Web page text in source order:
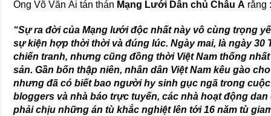
Ông Võ Văn Ái tán thán Mạng Lưới Dân chủ Châu Á rằng
“Sự ra đời của Mạng lưới độc nhất này vô cùng trọng
sự kiện hợp thời thời và đúng lúc. Ngày mai, là ngày 30
chiến tranh, nhưng cũng đồng thời Việt Nam thống
sản. Gần bốn thập niên, nhân dân Việt Nam kêu gào
nhưng đã có biết bao người hy sinh gục ngã trong
bloggers và nhà báo trực tuyến, các nhà hoạt động
phải chịu những án tù khắc nghiệt lên tới 16 năm tù